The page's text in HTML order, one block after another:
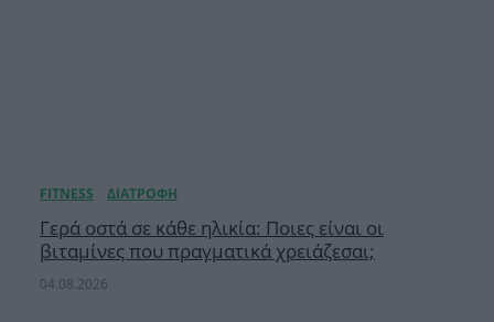
Γερά οστά σε κάθε ηλικία: Ποιες είναι οι
βιταμίνες που πραγματικά χρειάζεσαι;
04.08.2026